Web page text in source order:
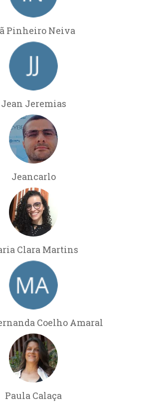
Pinheiro Neiva
Jean Jeremias
Jeancarlo
Clara Martins
Coelho Amaral
Paula Calaça